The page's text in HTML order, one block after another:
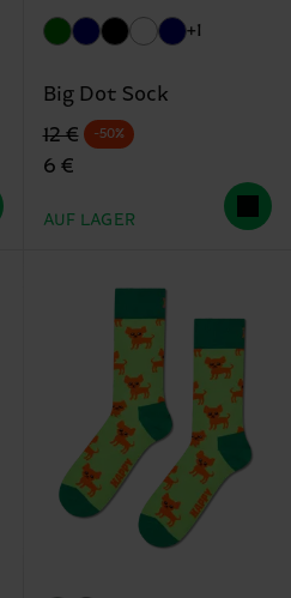
+1
Big Dot Sock
Originalpreis
12 €
Reduzierter Preis
6 €
-50%
AUF LAGER